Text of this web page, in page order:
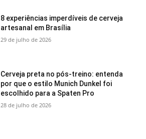
8 experiências imperdíveis de cerveja
artesanal em Brasília
29 de julho de 2026
Cerveja preta no pós-treino: entenda
por que o estilo Munich Dunkel foi
escolhido para a Spaten Pro
28 de julho de 2026